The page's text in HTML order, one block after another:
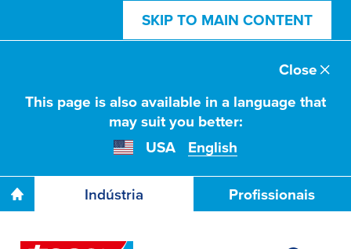
SKIP TO MAIN CONTENT
This page is also available in a language that
may suit you better:
USA
English
Close
Indústria Profissionais